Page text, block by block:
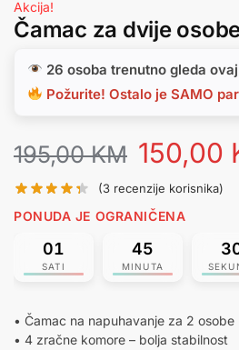
Akcija!
Čamac za dvije
26 osoba trenutno gleda
Požurite! Ostalo je SAMO
195,00KM 150,00
(3 recenzije korisnika)
PONUDA JE OGRANIČENA
01
SATI
45
MINUTA
• Čamac na napuhavanje za 2 osobe
• 4 zračne komore – bolja stabilnost